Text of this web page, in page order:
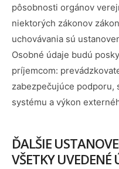
pôsobnosti orgánov
niektorých zákonov
uchovávania sú
Osobné údaje budú
príjemcom:
zabezpečujúce podporu,
systému a výkon
ĎALŠIE
VŠETKY UVEDENÉ